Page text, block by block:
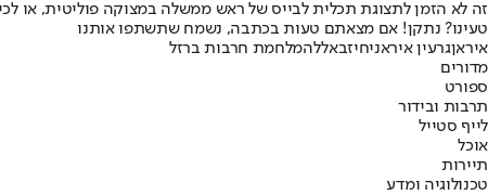
זה לא הזמן לתצוגת תכלית לבייס של ראש ממשלה במצוקה פוליטית, או
טעינו? נתקן! אם מצאתם טעות בכתבה, נשמח שתשתפו אותנו
איראןגרעין איראניחיזבאללהמלחמת חרבות ברזל
מדורים
ספורט
תרבות ובידור
לייף סטייל
אוכל
תיירות
טכנולוגיה ומדע